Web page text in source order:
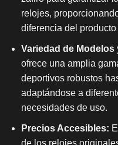
relojes,
diferencia del
Variedad de
ofrece una amplia
deportivos robustos
adaptándose a
necesidades de uso.
Precios Accesibles:
de los relojes